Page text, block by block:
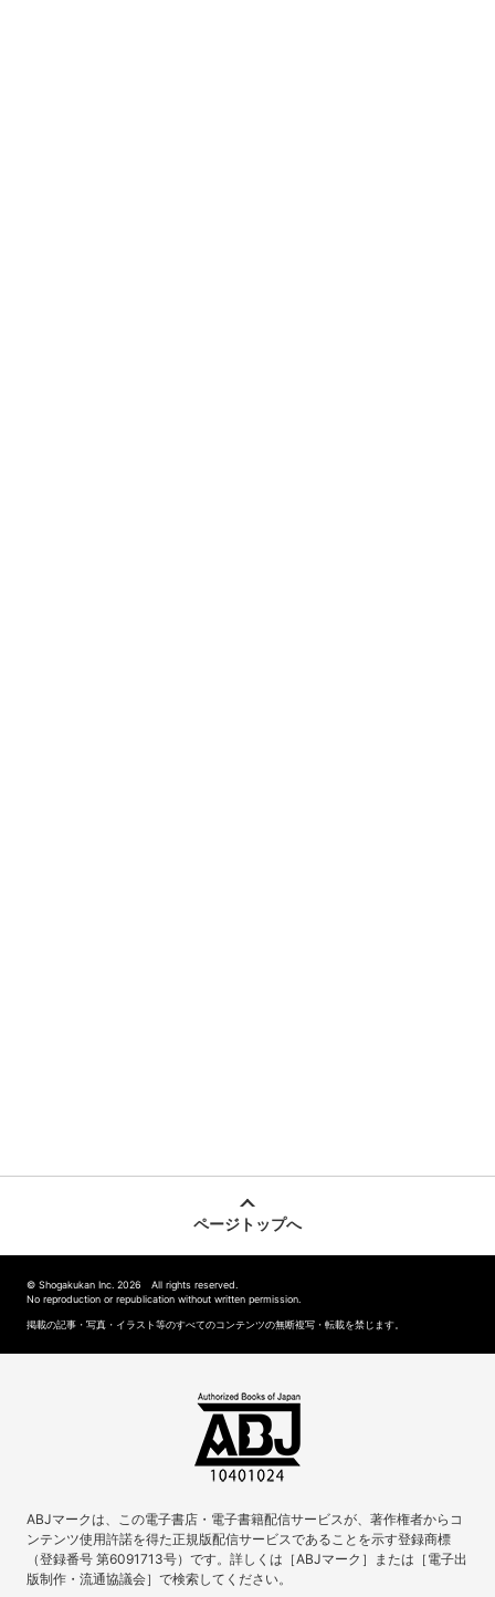
ページトップへ
© Shogakukan Inc. 2026 All rights reserved.
No reproduction or republication without written permission.
掲載の記事・写真・イラスト等のすべてのコンテンツの無断複写・転載を禁じます。
ABJマークは、この電子書店・電子書籍配信サービスが、著作権者からコ
ンテンツ使用許諾を得た正規版配信サービスであることを示す登録商標
（登録番号 第6091713号）です。詳しくは［ABJマーク］または［電子出
版制作・流通協議会］で検索してください。